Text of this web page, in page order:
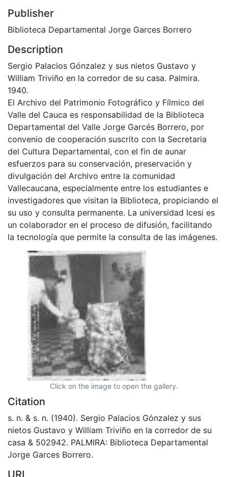
Publisher
Biblioteca Departamental Jorge Garces Borrero
Description
Sergio Palacios Gónzalez y sus nietos Gustavo y
William Triviño en la corredor de su casa. Palmira.
1940.
El Archivo del Patrimonio Fotográfico y Fílmico del
Valle del Cauca es responsabilidad de la Biblioteca
Departamental del Valle Jorge Garcés Borrero, por
convenio de cooperación suscrito con la Secretaria
del Cultura Departamental, con el fin de aunar
esfuerzos para su conservación, preservación y
divulgación del Archivo entre la comunidad
Vallecaucana, especialmente entre los estudiantes e
investigadores que visitan la Biblioteca, propiciando el
su uso y consulta permanente. La universidad Icesi es
un colaborador en el proceso de difusión, facilitando
la tecnología que permite la consulta de las imágenes.
Click on the image to open the gallery.
Citation
s. n. & s. n. (1940). Sergio Palacios Gónzalez y sus
nietos Gustavo y William Triviño en la corredor de su
casa & 502942. PALMIRA: Biblioteca Departamental
Jorge Garces Borrero.
URI